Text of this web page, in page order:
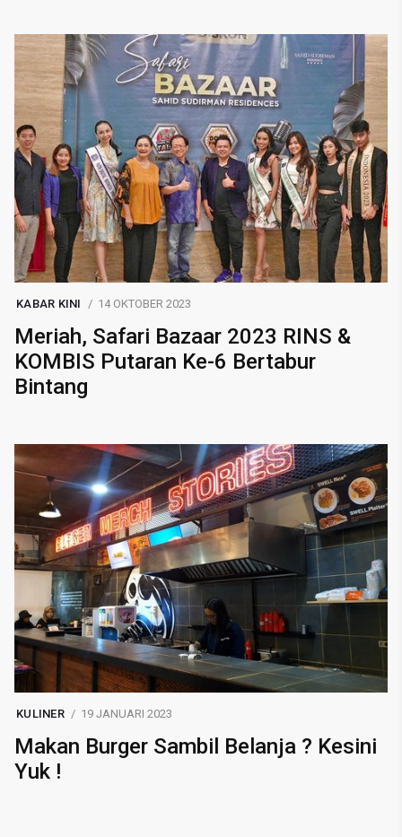
KABAR KINI 14 OKTOBER 2023
Meriah, Safari Bazaar 2023 RINS &
KOMBIS Putaran Ke-6 Bertabur
Bintang
KULINER 19 JANUARI 2023
Makan Burger Sambil Belanja ? Kesini
Yuk !